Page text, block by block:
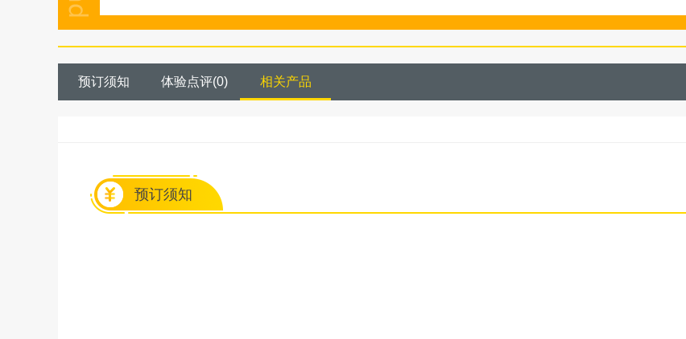
赶海拾趣，入住温德姆酒店畅玩5公里浪
漫海岸线＞
海味伴手礼，纯玩＞
预订须知 体验点评(0) 相关产品
预订须知